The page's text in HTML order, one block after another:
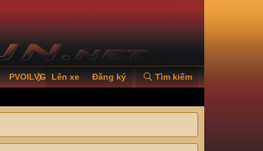
PVOILVGC2026
Lên xe Đăng ký Tìm kiếm